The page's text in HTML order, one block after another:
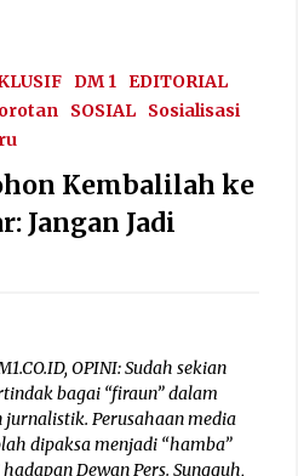
DM 1 EDITORIAL
SOSIAL
Sosialisasi
Kembalilah ke
Jangan Jadi
OPINI: Sudah sekian
bagai “firaun” dalam
jurnalistik. Perusahaan media
dipaksa menjadi “hamba”
Dewan Pers. Sungguh,